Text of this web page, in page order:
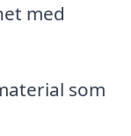
med
som